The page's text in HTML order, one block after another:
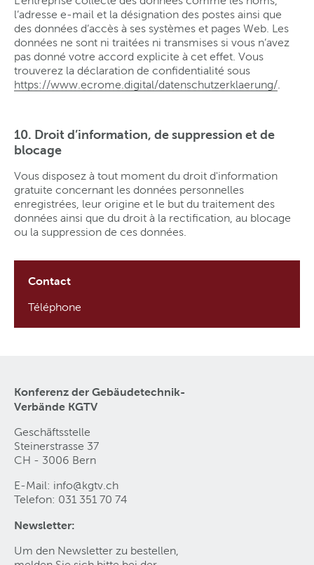
l’adresse e-mail et la désignation des postes ainsi que
des données d’accès à ses systèmes et pages Web. Les
données ne sont ni traitées ni transmises si vous n’avez
pas donné votre accord explicite à cet effet. Vous
trouverez la déclaration de confidentialité sous
https://www.ecrome.digital/datenschutzerklaerung/
10. Droit d’information, de suppression et de
blocage
Vous disposez à tout moment du droit d'information
gratuite concernant les données personnelles
enregistrées, leur origine et le but du traitement des
données ainsi que du droit à la rectification, au blocage
ou la suppression de ces données.
Contact
Téléphone
Konferenz der Gebäudetechnik-
Verbände KGTV
Geschäftsstelle
Steinerstrasse 37
CH - 3006 Bern
E-Mail: info@kgtv ch
Telefon: 031 351 70 74
Newsletter:
Um den Newsletter zu bestellen,